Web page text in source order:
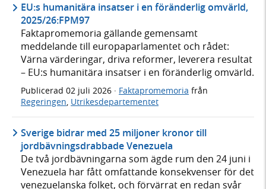
EU:s humanitära insatser i en föränderlig omvärld,
2025/26:FPM97
Faktapromemoria gällande gemensamt
meddelande till europaparlamentet och rådet:
Värna värderingar, driva reformer, leverera resultat
– EU:s humanitära insatser i en föränderlig omvärld.
Publicerad 02 juli 2026 · Faktapromemoria från
Regeringen, Utrikesdepartementet
Sverige bidrar med 25 miljoner kronor till
jordbävningsdrabbade Venezuela
De två jordbävningarna som ägde rum den 24 juni i
Venezuela har fått omfattande konsekvenser för det
venezuelanska folket, och förvärrat en redan svår